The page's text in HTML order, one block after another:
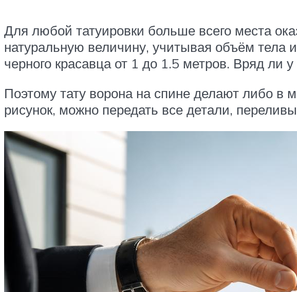
Для любой татуировки больше всего места
натуральную величину, учитывая объём тела
черного красавца от 1 до 1.5 метров. Вряд ли
Поэтому тату ворона на спине делают либо
рисунок, можно передать все детали,